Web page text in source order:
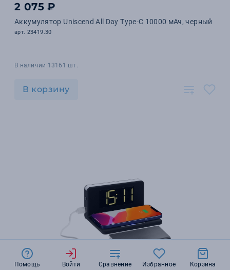
2 075 ₽
Аккумулятор Uniscend All Day Type-C 10000 мАч, черный
арт. 23419.30
В наличии 13161 шт.
В корзину
Помощь Войти Сравнение Избранное Корзина